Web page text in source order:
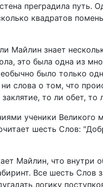
преградила путь.
квадратов
Майлин знает
это была одна из
было только
ни слова о том, что
то ли обет, то
ученики Великого
шесть Слов:
Майлин, что внутри
Все шесть Слов
логику